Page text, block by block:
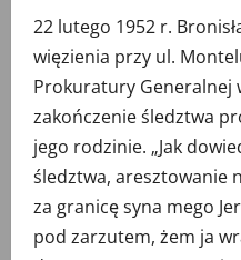
22 lutego 1952 r.
więzienia przy ul.
Prokuratury Generalnej
zakończenie śledztwa
jego rodzinie. „Jak
śledztwa, aresztowanie
za granicę syna mego
pod zarzutem, żem ja